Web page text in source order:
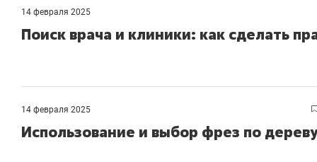
14 февраля 2025
Поиск врача и клиники: как сделать
14 февраля 2025
Использование и выбор фрез по дереву